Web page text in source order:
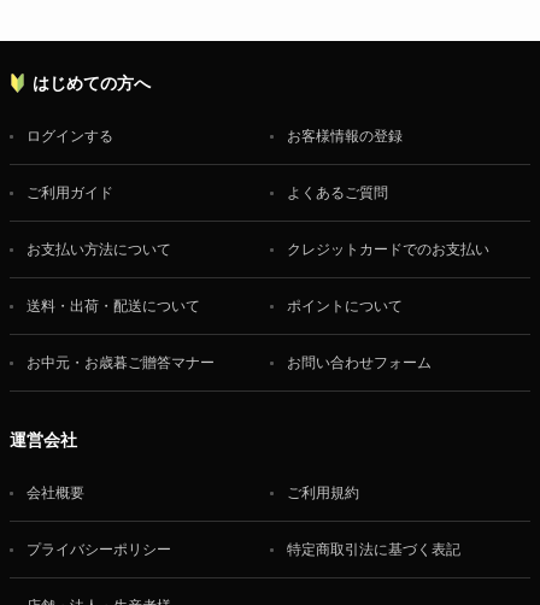
はじめての方へ
ログインする お客様情報の登録
ご利用ガイド よくあるご質問
お支払い方法について クレジットカードでのお支払い
送料・出荷・配送について ポイントについて
お中元・お歳暮ご贈答マナー お問い合わせフォーム
運営会社
会社概要 ご利用規約
プライバシーポリシー 特定商取引法に基づく表記